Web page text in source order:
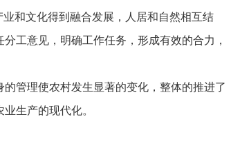
和文化得到融合发展，人居和自然相互结
工意见，明确工作任务，形成有效的合力，
管理使农村发生显著的变化，整体的推进了
生产的现代化。